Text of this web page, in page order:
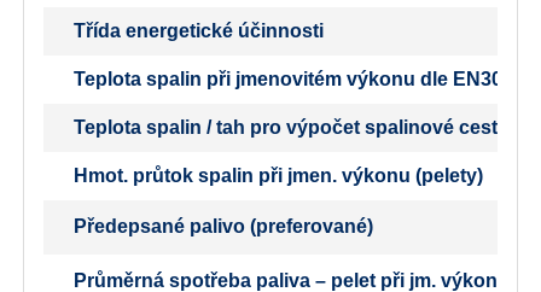
Třída energetické účinnosti
Teplota spalin při jmenovitém výkonu dle EN303-5
Teplota spalin / tah pro výpočet spalinové cesty
Hmot. průtok spalin při jmen. výkonu (pelety)
Předepsané palivo (preferované)
Průměrná spotřeba paliva – pelet při jm. výkonu